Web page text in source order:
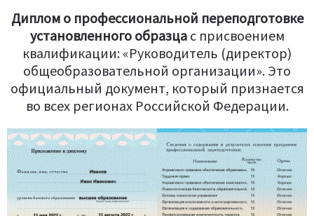
Диплом о профессиональной переподготовке
установленного образцаc присвоением
квалификации: «Руководитель (директор)
общеобразовательной организации». Это
официальный документ, который признается
во всех регионах Российской Федерации.